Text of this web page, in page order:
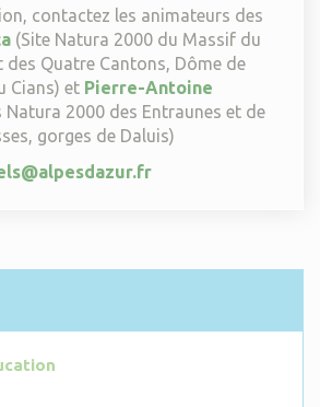
contactez les animateurs des
(Site Natura 2000 du Massif du
des Quatre Cantons, Dôme de
Cians) et Pierre-Antoine
Natura 2000 des Entraunes et de
gorges de Daluis)